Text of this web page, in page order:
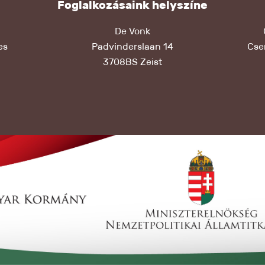
Foglalkozásaink helyszíne
De Vonk
Padvinderslaan 14
3708BS Zeist